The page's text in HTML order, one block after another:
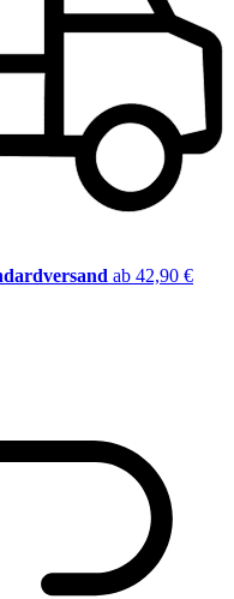
ab 42,90 €